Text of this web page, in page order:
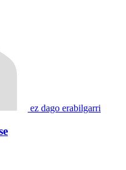
ez dago erabilgarri